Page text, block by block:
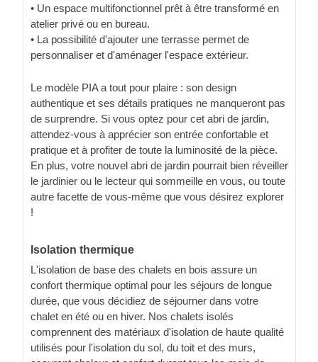
• Un espace multifonctionnel prêt à être transformé en
atelier privé ou en bureau.
• La possibilité d'ajouter une terrasse permet de
personnaliser et d'aménager l'espace extérieur.
Le modèle PIA a tout pour plaire : son design
authentique et ses détails pratiques ne manqueront pas
de surprendre. Si vous optez pour cet abri de jardin,
attendez-vous à apprécier son entrée confortable et
pratique et à profiter de toute la luminosité de la pièce.
En plus, votre nouvel abri de jardin pourrait bien réveiller
le jardinier ou le lecteur qui sommeille en vous, ou toute
autre facette de vous-même que vous désirez explorer
!
Isolation thermique
L'isolation de base des chalets en bois assure un
confort thermique optimal pour les séjours de longue
durée, que vous décidiez de séjourner dans votre
chalet en été ou en hiver. Nos chalets isolés
comprennent des matériaux d'isolation de haute qualité
utilisés pour l'isolation du sol, du toit et des murs,